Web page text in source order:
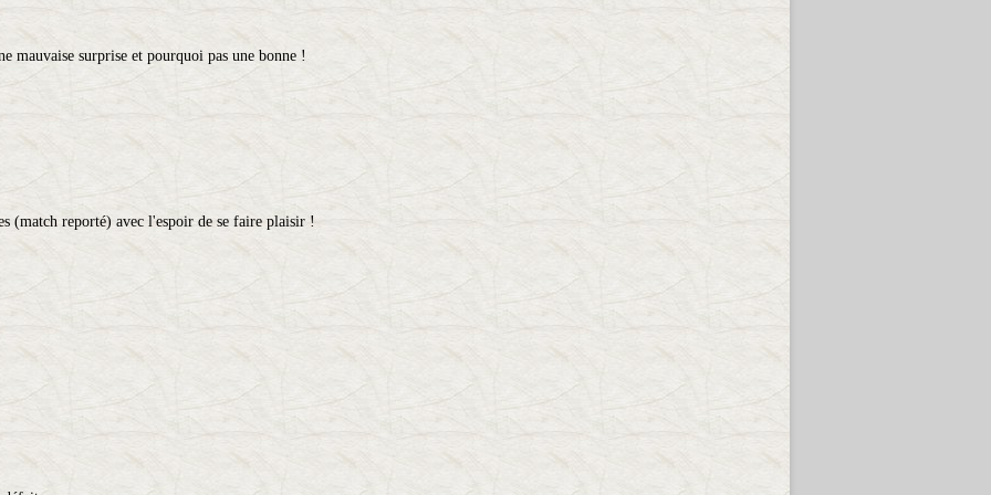
mauvaise surprise et pourquoi pas une bonne !
(match reporté) avec l'espoir de se faire plaisir !